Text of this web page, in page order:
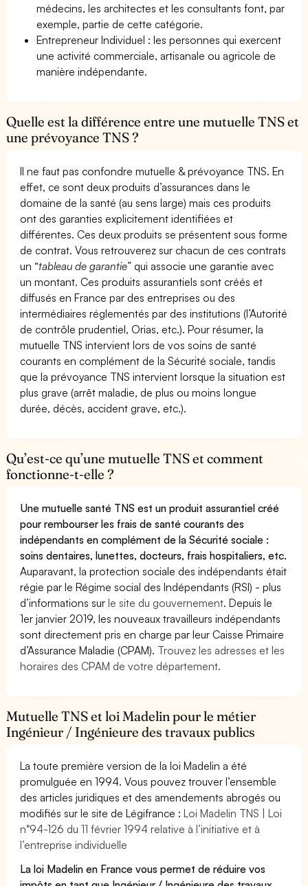
médecins, les architectes et les consultants font, par
exemple, partie de cette catégorie.
Entrepreneur Individuel : les personnes qui exercent
une activité commerciale, artisanale ou agricole de
manière indépendante.
Quelle est la différence entre une mutuelle TNS et
une prévoyance TNS ?
Il ne faut pas confondre mutuelle & prévoyance TNS. En
effet, ce sont deux produits d’assurances dans le
domaine de la santé (au sens large) mais ces produits
ont des garanties explicitement identifiées et
différentes. Ces deux produits se présentent sous forme
de contrat. Vous retrouverez sur chacun de ces contrats
un “tableau de garantie” qui associe une garantie avec
un montant. Ces produits assurantiels sont créés et
diffusés en France par des entreprises ou des
intermédiaires réglementés par des institutions (l’Autorité
de contrôle prudentiel, Orias, etc.). Pour résumer, la
mutuelle TNS intervient lors de vos soins de santé
courants en complément de la Sécurité sociale, tandis
que la prévoyance TNS intervient lorsque la situation est
plus grave (arrêt maladie, de plus ou moins longue
durée, décès, accident grave, etc.).
Qu’est-ce qu’une mutuelle TNS et comment
fonctionne-t-elle ?
Une mutuelle santé TNS est un produit assurantiel créé
pour rembourser les frais de santé courants des
indépendants en complément de la Sécurité sociale :
soins dentaires, lunettes, docteurs, frais hospitaliers, etc.
Auparavant, la protection sociale des indépendants était
régie par le Régime social des Indépendants (RSI) - plus
d’informations surle site du gouvernement. Depuis le
1er janvier 2019, les nouveaux travailleurs indépendants
sont directement pris en charge par leur Caisse Primaire
d’Assurance Maladie (CPAM). Trouvez les adresses et les
horaires des CPAM de votre département.
Mutuelle TNS et loi Madelin pour le métier
Ingénieur / Ingénieure des travaux publics
La toute première version de la loi Madelin a été
promulguée en 1994. Vous pouvez trouver l’ensemble
des articles juridiques et des amendements abrogés ou
modifiés sur le site de Légifrance :Loi Madelin TNS | Loi
n°94-126 du 11 février 1994 relative à l’initiative et à
l’entreprise individuelle
La loi Madelin en France vous permet de réduire vos